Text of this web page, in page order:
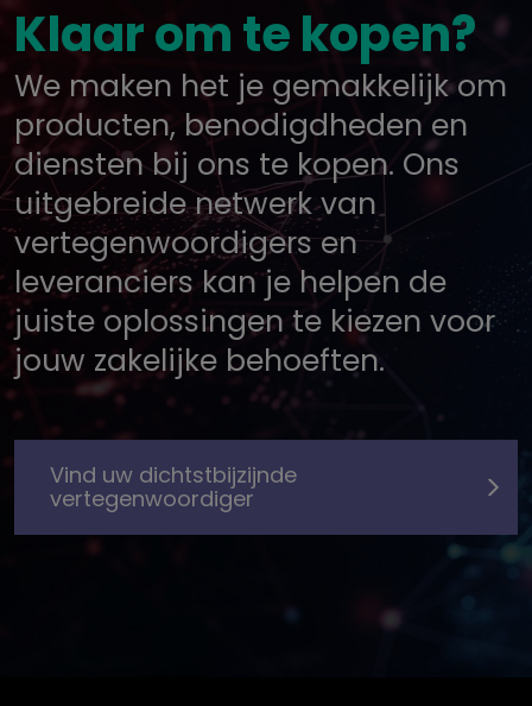
Klaar om te kopen?
We maken het je gemakkelijk om
producten, benodigdheden en
diensten bij ons te kopen. Ons
uitgebreide netwerk van
vertegenwoordigers en
leveranciers kan je helpen de
juiste oplossingen te kiezen voor
jouw zakelijke behoeften.
Vind uw dichtstbijzijnde
vertegenwoordiger